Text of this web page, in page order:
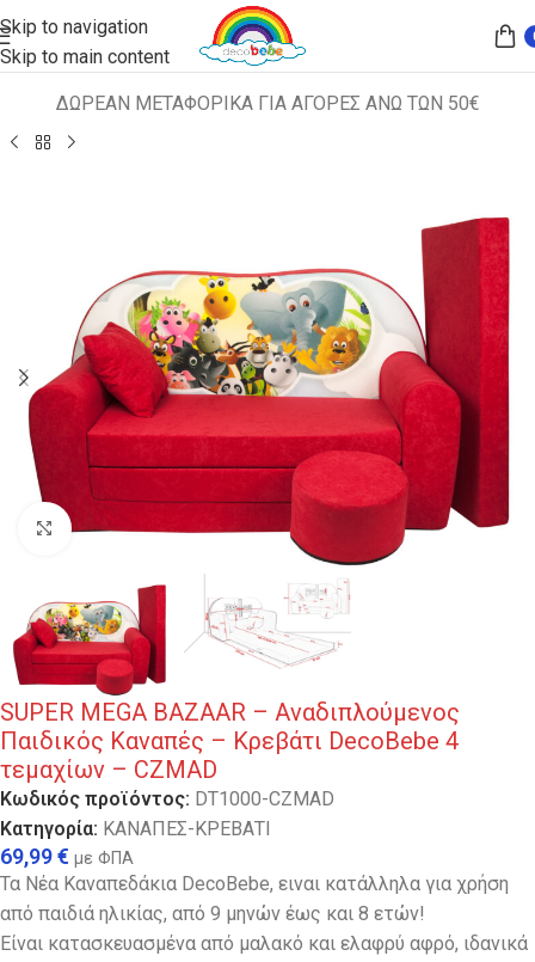
Skip to navigation
Skip to main content
ΔΩΡΕΑΝ ΜΕΤΑΦΟΡΙΚΑ ΓΙΑ ΑΓΟΡΕΣ ΑΝΩ ΤΩΝ 50€
Αρχική σελίδα ΠΑΙΔΙΚΑ ΚΑΘΙΣΜΑΤΑ ΚΑΝΑΠΕΣ-ΚΡΕΒΑΤΙ
Κλικ για μεγέθυνση
SUPER MEGA BAZAAR – Αναδιπλούμενος
Παιδικός Καναπές – Κρεβάτι DecoBebe 4
τεμαχίων – CZMAD
Κωδικός προϊόντος: DT1000-CZMAD
Κατηγορία: ΚΑΝΑΠΕΣ-ΚΡΕΒΑΤΙ
69,99€ με ΦΠΑ
Τα Νέα Καναπεδάκια DecoBebe, ειναι κατάλληλα για χρήση
από παιδιά ηλικίας, από 9 μηνών έως και 8 ετών!
Είναι κατασκευασμένα από μαλακό και ελαφρύ αφρό, ιδανικά